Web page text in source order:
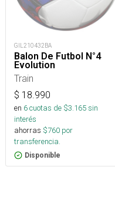
GIL210432BA
Balon De Futbol N°4
Evolution
Train
$ 18.990
en 6cuotas de $3.165sin
interés
ahorras $760 por
transferencia.
Disponible